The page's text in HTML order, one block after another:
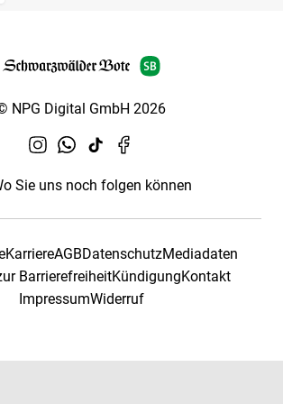
NPG Digital GmbH 2026
Sie uns noch folgen können
KarriereAGBDatenschutzMediadaten
BarrierefreiheitKündigungKontakt
ImpressumWiderruf